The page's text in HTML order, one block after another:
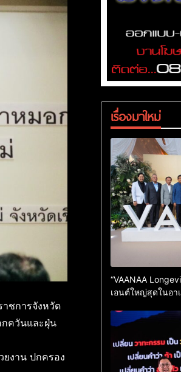
ชการจังหวัด
กควันและฝุ่น
ยงาน ปกครอง
เรื่องมาใหม่
“VAANAA
เอนต์ใหญ่สุดในอา